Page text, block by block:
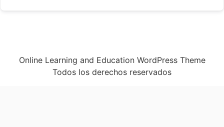
Online Learning and Education WordPress Theme
Todos los derechos reservados